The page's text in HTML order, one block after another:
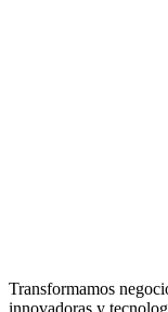
Transformamos
innovadoras y